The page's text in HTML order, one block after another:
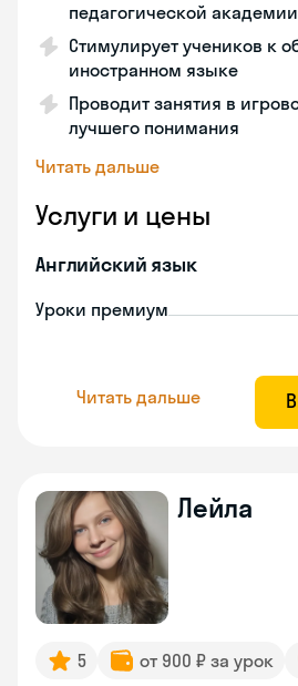
педагогической академии
Стимулирует учеников к
иностранном языке
Проводит занятия в
лучшего понимания
Читать дальше
Услуги и цены
Английский язык
Уроки премиум
Читать дальше
Лейла
5 от 900 ₽ за урок